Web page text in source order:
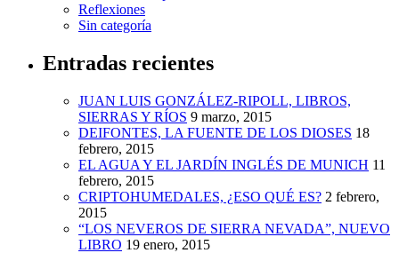
Reflexiones
Sin categoría
Entradas recientes
JUAN LUIS GONZÁLEZ-RIPOLL, LIBROS,
SIERRAS Y RÍOS 9 marzo, 2015
DEIFONTES, LA FUENTE DE LOS DIOSES 18
febrero, 2015
EL AGUA Y EL JARDÍN INGLÉS DE MUNICH 11
febrero, 2015
CRIPTOHUMEDALES, ¿ESO QUÉ ES? 2 febrero,
2015
“LOS NEVEROS DE SIERRA NEVADA”, NUEVO
LIBRO 19 enero, 2015